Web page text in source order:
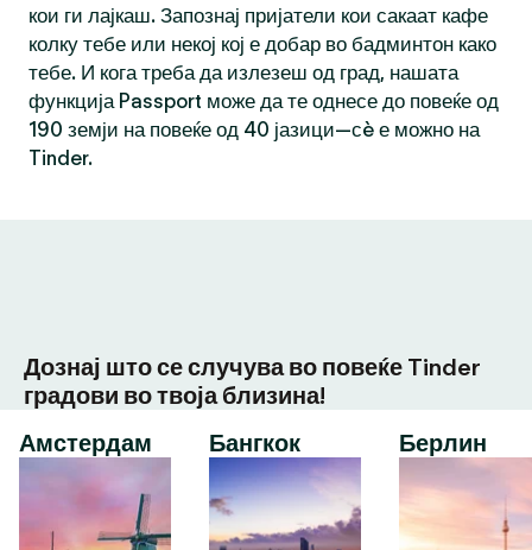
кои ги лајкаш. Запознај пријатели кои сакаат кафе
колку тебе или некој кој е добар во бадминтон како
тебе. И кога треба да излезеш од град, нашата
функција Passport може да те однесе до повеќе од
190 земји на повеќе од 40 јазици—сè е можно на
Tinder.
Дознај што се случува во повеќе Tinder
градови во твоја близина!
Амстердам
Бангкок Берлин